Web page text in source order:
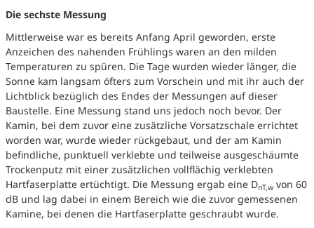
Die sechste Messung
Mittlerweise war es bereits Anfang April geworden, erste
Anzeichen des nahenden Frühlings waren an den milden
Temperaturen zu spüren. Die Tage wurden wieder länger, die
Sonne kam langsam öfters zum Vorschein und mit ihr auch der
Lichtblick bezüglich des Endes der Messungen auf dieser
Baustelle. Eine Messung stand uns jedoch noch bevor. Der
Kamin, bei dem zuvor eine zusätzliche Vorsatzschale errichtet
worden war, wurde wieder rückgebaut, und der am Kamin
befindliche, punktuell verklebte und teilweise ausgeschäumte
Trockenputz mit einer zusätzlichen vollflächig verklebten
Hartfaserplatte ertüchtigt. Die Messung ergab eine DnT,w von 60
dB und lag dabei in einem Bereich wie die zuvor gemessenen
Kamine, bei denen die Hartfaserplatte geschraubt wurde.